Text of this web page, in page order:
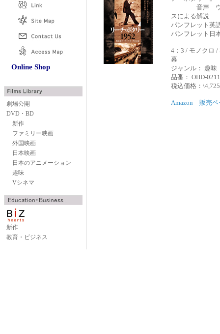
Online Shop
劇場公開
DVD・BD
新作
ファミリー映画
外国映画
日本映画
日本のアニメーション
趣味
Vシネマ
新作
教育・ビジネス
音声 ウォー
スによる解説
パンフレット英
パンフレット日
4：3 / モノクロ
幕
ジャンル： 趣
品番： OHD-
税込価格：
Amazon 販売ペ